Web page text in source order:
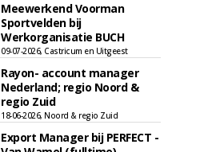
Meewerkend Voorman
Sportvelden bij
Werkorganisatie BUCH
09-07-2026, Castricum en Uitgeest
Rayon- account manager
Nederland; regio Noord &
regio Zuid
18-06-2026, Noord & regio Zuid
Export Manager bij PERFECT -